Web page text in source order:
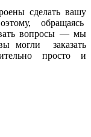
сделать вашу
обращаясь
вопросы — мы
могли заказать
просто и